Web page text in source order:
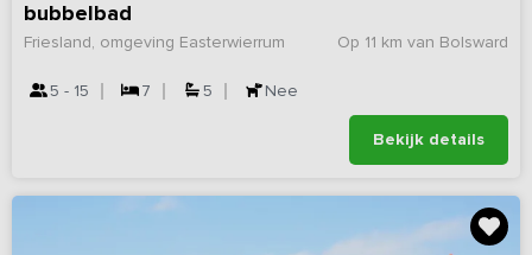
bubbelbad
Op 11 km van Bolsward
Friesland, omgeving Easterwierrum
5 - 15 7 5 Nee
Bekijk details